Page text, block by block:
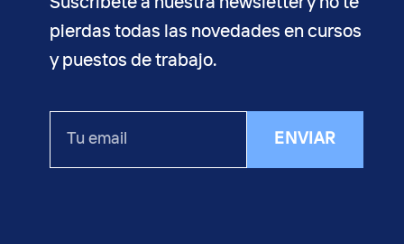
pierdas todas las novedades en cursos
y puestos de trabajo.
ENVIAR